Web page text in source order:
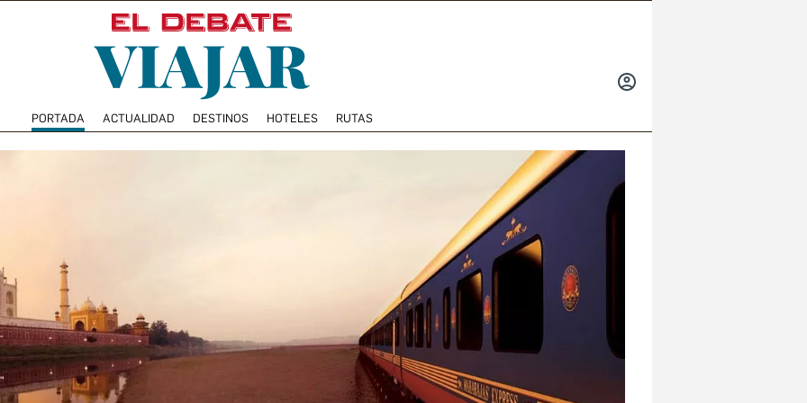
PORTADA ACTUALIDAD DESTINOS HOTELES RUTAS